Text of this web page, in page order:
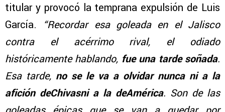
titular y provocó la temprana expulsión de Luis
García.
“Recordar esa goleada en el Jalisco
contra el acérrimo rival, el odiado
históricamente hablando, fue una tarde soñada.
Esa tarde, no se le va a olvidar nunca ni a la
afición deChivasni a la deAmérica. Son de las